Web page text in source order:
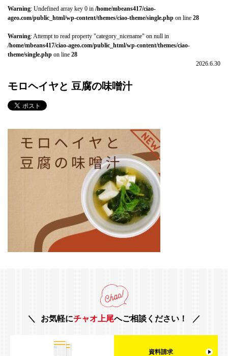
Warning: Undefined array key 0 in /home/mbeans417/ciao-
ageo.com/public_html/wp-content/themes/ciao-theme/single.php on line 28
Warning: Attempt to read property "category_nicename" on null in
/home/mbeans417/ciao-ageo.com/public_html/wp-content/themes/ciao-
theme/single.php on line 28
2026.6.30
モロヘイヤと 豆腐の味噌汁
お気軽にチャオ上尾へご相談ください！
資料請求